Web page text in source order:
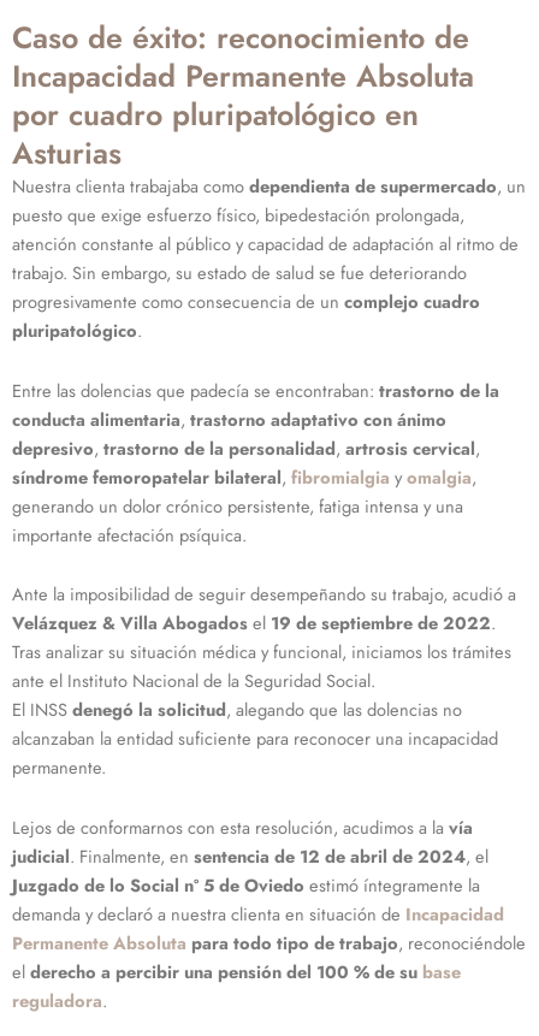
Caso de éxito: reconocimiento de
Incapacidad Permanente Absoluta
por cuadro pluripatológico en
Asturias
Nuestra clienta trabajaba comodependienta de supermercado, un
puesto que exige esfuerzo físico, bipedestación prolongada,
atención constante al público y capacidad de adaptación al ritmo de
trabajo. Sin embargo, su estado de salud se fue deteriorando
progresivamente como consecuencia de un complejo cuadro
pluripatológico.
Entre las dolencias que padecía se encontraban: trastorno de la
conducta alimentaria, trastorno adaptativo con ánimo
depresivo, trastorno de la personalidad, artrosis cervical,
síndrome femoropatelar bilateral, fibromialgia yomalgia,
generando un dolor crónico persistente, fatiga intensa y una
importante afectación psíquica.
Ante la imposibilidad de seguir desempeñando su trabajo, acudió a
Velázquez & Villa Abogadosel 19 de septiembre de 2022.
Tras analizar su situación médica y funcional, iniciamos los trámites
ante el Instituto Nacional de la Seguridad Social.
El INSSdenegó la solicitud, alegando que las dolencias no
alcanzaban la entidad suficiente para reconocer una incapacidad
permanente.
Lejos de conformarnos con esta resolución, acudimos a la vía
judicial. Finalmente, en sentencia de 12 de abril de 2024, el
Juzgado de lo Social nº 5 de Oviedo estimó íntegramente la
demanda y declaró a nuestra clienta en situación de Incapacidad
Permanente Absoluta para todo tipo de trabajo, reconociéndole
elderecho a percibir una pensión del 100 % de su base
reguladora.